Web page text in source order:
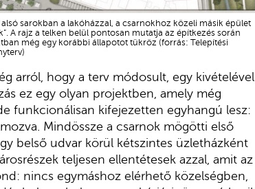
sarokban a lakóházzal, a csarnokhoz közeli másik épület
A rajz a telken belül pontosan mutatja az építkezés során
még egy korábbi állapotot tükröz (forrás: Telepítési
arról, hogy a terv módosult, egy kivételével
ez egy olyan projektben, amely még
funkcionálisan kifejezetten egyhangú lesz:
Mindössze a csarnok mögötti első
belső udvar körül kétszintes üzletházként
teljesen ellentétesek azzal, amit az
nincs egymáshoz elérhető közelségben,